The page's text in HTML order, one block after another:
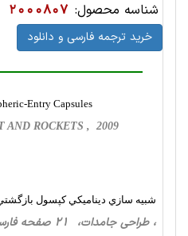
شناسه محصول: 2000807
خرید ترجمه فارسی و دانلود
Entry Capsules
AND ROCKETS , 2009
شبيه سازي ديناميكي كپسول